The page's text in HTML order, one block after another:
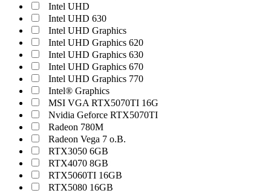
Intel UHD
Intel UHD 630
Intel UHD Graphics
Intel UHD Graphics 620
Intel UHD Graphics 630
Intel UHD Graphics 670
Intel UHD Graphics 770
Intel® Graphics
MSI VGA RTX5070TI 16G
Nvidia Geforce RTX5070TI
Radeon 780M
Radeon Vega 7 o.B.
RTX3050 6GB
RTX4070 8GB
RTX5060TI 16GB
RTX5080 16GB